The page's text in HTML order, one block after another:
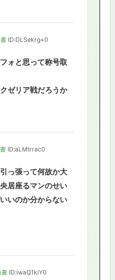
ID:DLSekrg+0
ォと思って称号取
ゼリア戦だろうか
ID:aLMtrrac0
っ張って何故か大
居座るマンのせい
いのか分からない
書 ID:iwaQ1kiY0